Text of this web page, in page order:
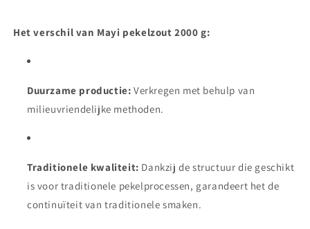
Het verschil van Mayi pekelzout 2000 g:
Duurzame productie: Verkregen met behulp van
milieuvriendelijke methoden.
Traditionele kwaliteit: Dankzij de structuur die geschikt
is voor traditionele pekelprocessen, garandeert het de
continuïteit van traditionele smaken.